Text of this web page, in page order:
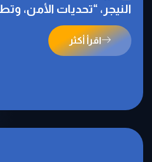
النيجر، “تحديات الأمن،
اقرأ أكثر